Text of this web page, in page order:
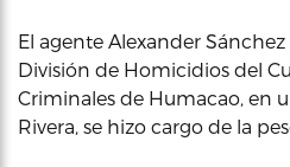
El agente Alexander
División de Homicidios del
Criminales de Humacao, en
Rivera, se hizo cargo de la